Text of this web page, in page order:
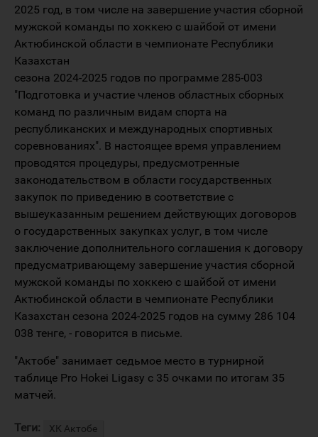
2025 год, в том числе на завершение участия сборной
мужской команды по хоккею с шайбой от имени
Актюбинской области в чемпионате Республики
Казахстан
сезона 2024-2025 годов по программе 285-003
"Подготовка и участие членов областных сборных
команд по различным видам спорта на
республиканских и международных спортивных
соревнованиях". В настоящее время управлением
проводятся процедуры, предусмотренные
законодательством в области государственных
закупок по приведению в соответствие с
вышеуказанным решением действующих договоров
о государственных закупках услуг, в том числе
заключение дополнительного соглашения к договору
предусматривающему завершение участия сборной
мужской команды по хоккею с шайбой от имени
Актюбинской области в чемпионате Республики
Казахстан сезона 2024-2025 годов на сумму 286 104
038 тенге, - говорится в письме.
"Актобе" занимает седьмое место в турнирной
таблице Pro Hokei Ligasy c 35 очками по итогам 35
матчей.
Теги: ХК Актобе